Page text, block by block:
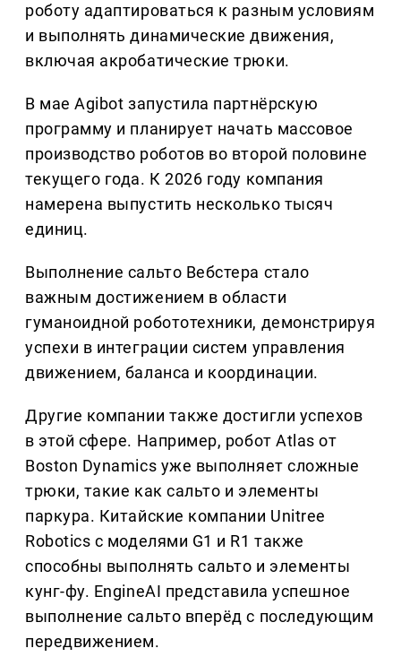
роботу адаптироваться к разным условиям
и выполнять динамические движения,
включая акробатические трюки.
В мае Agibot запустила партнёрскую
программу и планирует начать массовое
производство роботов во второй половине
текущего года. К 2026 году компания
намерена выпустить несколько тысяч
единиц.
Выполнение сальто Вебстера стало
важным достижением в области
гуманоидной робототехники, демонстрируя
успехи в интеграции систем управления
движением, баланса и координации.
Другие компании также достигли успехов
в этой сфере. Например, робот Atlas от
Boston Dynamics уже выполняет сложные
трюки, такие как сальто и элементы
паркура. Китайские компании Unitree
Robotics с моделями G1 и R1 также
способны выполнять сальто и элементы
кунг-фу. EngineAI представила успешное
выполнение сальто вперёд с последующим
передвижением.